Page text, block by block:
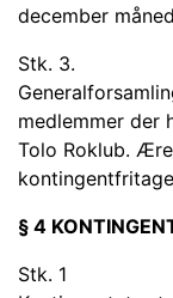
december
Stk. 3.
medlemmer
Tolo Roklub.
§ 4
Stk. 1